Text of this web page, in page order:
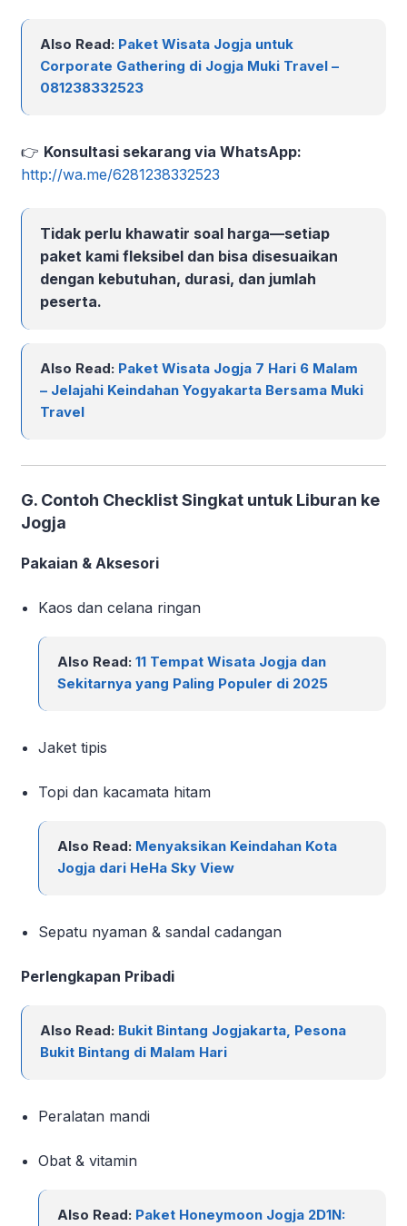
Also Read: Paket Wisata Jogja untuk
Corporate Gathering di Jogja Muki Travel –
081238332523
👉 Konsultasi sekarang via WhatsApp:
http://wa.me/6281238332523
Tidak perlu khawatir soal harga—setiap
paket kami fleksibel dan bisa disesuaikan
dengan kebutuhan, durasi, dan jumlah
peserta.
Also Read: Paket Wisata Jogja 7 Hari 6 Malam
– Jelajahi Keindahan Yogyakarta Bersama Muki
Travel
G. Contoh Checklist Singkat untuk Liburan ke
Jogja
Pakaian & Aksesori
Kaos dan celana ringan
Also Read:11 Tempat Wisata Jogja dan
Sekitarnya yang Paling Populer di 2025
Jaket tipis
Topi dan kacamata hitam
Also Read: Menyaksikan Keindahan Kota
Jogja dari HeHa Sky View
Sepatu nyaman & sandal cadangan
Perlengkapan Pribadi
Also Read: Bukit Bintang Jogjakarta, Pesona
Bukit Bintang di Malam Hari
Peralatan mandi
Obat & vitamin
Also Read: Paket Honeymoon Jogja 2D1N: